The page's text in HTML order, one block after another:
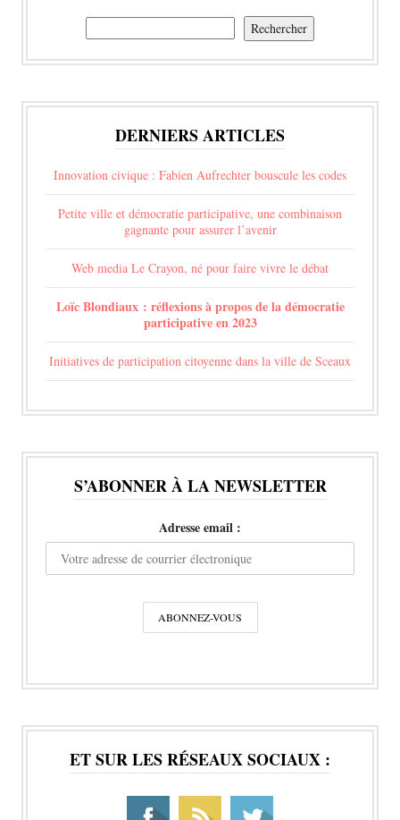
Rechercher
DERNIERS ARTICLES
Innovation civique : Fabien Aufrechter bouscule les codes
Petite ville et démocratie participative, une combinaison
gagnante pour assurer l’avenir
Web media Le Crayon, né pour faire vivre le débat
Loïc Blondiaux : réflexions à propos de la démocratie
participative en 2023
Initiatives de participation citoyenne dans la ville de Sceaux
S’ABONNER À LA NEWSLETTER
Adresse email :
ET SUR LES RÉSEAUX SOCIAUX :